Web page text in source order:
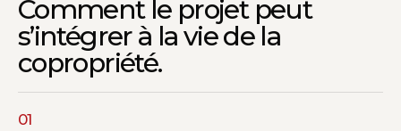
Comment le projet peut
s’intégrer à la vie de la
copropriété.
01